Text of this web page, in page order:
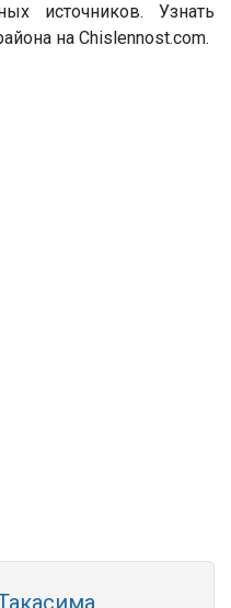
источников. Узнать
на Chislennost.com.